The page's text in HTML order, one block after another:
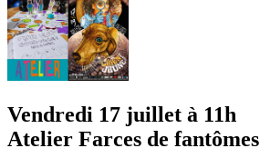
Vendredi 17 juillet à 11h
Atelier Farces de fantômes